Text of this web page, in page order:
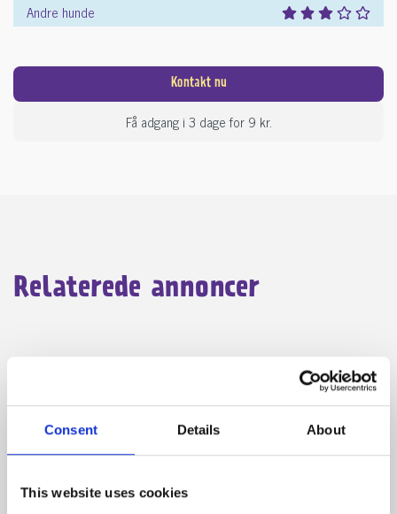
Consent Details About
This website uses cookies
Andre hunde
Kontakt nu
Få adgang i 3 dage for 9 kr.
Relaterede annoncer
Schæferhvalpe